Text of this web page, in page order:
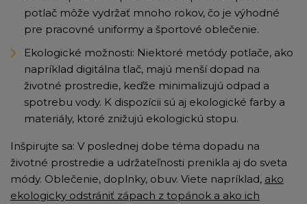
potlač môže vydržať mnoho rokov, čo je výhodné
pre pracovné uniformy a športové oblečenie.
Ekologické možnosti: Niektoré metódy potlače, ako
napríklad digitálna tlač, majú menší dopad na
životné prostredie, keďže minimalizujú odpad a
spotrebu vody. K dispozícii sú aj ekologické farby a
materiály, ktoré znižujú ekologickú stopu.
Inšpirujte sa: V poslednej dobe téma dopadu na
životné prostredie a udržateľnosti prenikla aj do sveta
módy. Oblečenie, doplnky, obuv. Viete napríklad, ako
ekologicky odstrániť zápach z topánok a ako ich